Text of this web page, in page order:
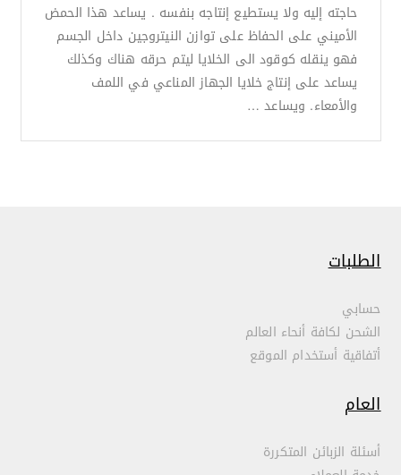
حاجته إليه ولا يستطيع إنتاجه بنفسه . يساعد هذا الحمض
الأميني على الحفاظ على توازن النيتروجين داخل الجسم
فهو ينقله كوقود الى الخلايا ليتم حرقه هناك وكذلك
يساعد على إنتاج خلايا الجهاز المناعي في اللمف
والأمعاء. ويساعد …
الطلبات
حسابي
الشحن لكافة أنحاء العالم
أتفاقية أستخدام الموقع
العام
أسئلة الزبائن المتكررة